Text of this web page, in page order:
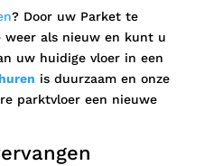
? Door uw Parket te
weer als nieuw en kunt u
uw huidige vloer in een
is duurzaam en onze
parktvloer een nieuwe